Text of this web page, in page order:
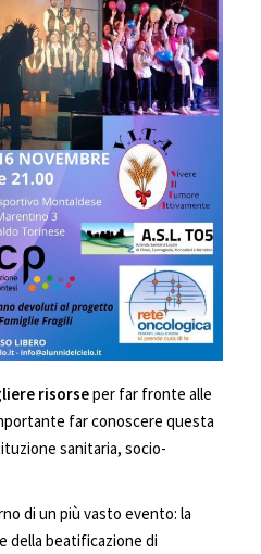
risorseper far fronte alle
far conoscere questa
sanitaria, socio-
di un più vasto evento: la
della beatificazione di